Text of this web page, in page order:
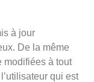
à jour
De la même
modifiées à tout
qui est